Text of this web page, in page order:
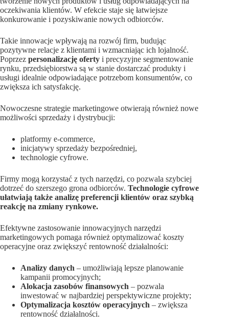
oczekiwania klientów. W efekcie staje się łatwiejsze
konkurowanie i pozyskiwanie nowych odbiorców.
Takie innowacje wpływają na rozwój firm, budując
pozytywne relacje z klientami i wzmacniając ich lojalność.
Poprzez personalizację oferty i precyzyjne segmentowanie
rynku, przedsiębiorstwa są w stanie dostarczać produkty i
usługi idealnie odpowiadające potrzebom konsumentów, co
zwiększa ich satysfakcję.
Nowoczesne strategie marketingowe otwierają również nowe
możliwości sprzedaży i dystrybucji:
platformy e-commerce,
inicjatywy sprzedaży bezpośredniej,
technologie cyfrowe.
Firmy mogą korzystać z tych narzędzi, co pozwala szybciej
dotrzeć do szerszego grona odbiorców. Technologie cyfrowe
ułatwiają także analizę preferencji klientów oraz szybką
reakcję na zmiany rynkowe.
Efektywne zastosowanie innowacyjnych narzędzi
marketingowych pomaga również optymalizować koszty
operacyjne oraz zwiększyć rentowność działalności:
Analizy danych – umożliwiają lepsze planowanie
kampanii promocyjnych;
Alokacja zasobów finansowych – pozwala
inwestować w najbardziej perspektywiczne projekty;
Optymalizacja kosztów operacyjnych – zwiększa
rentowność działalności.